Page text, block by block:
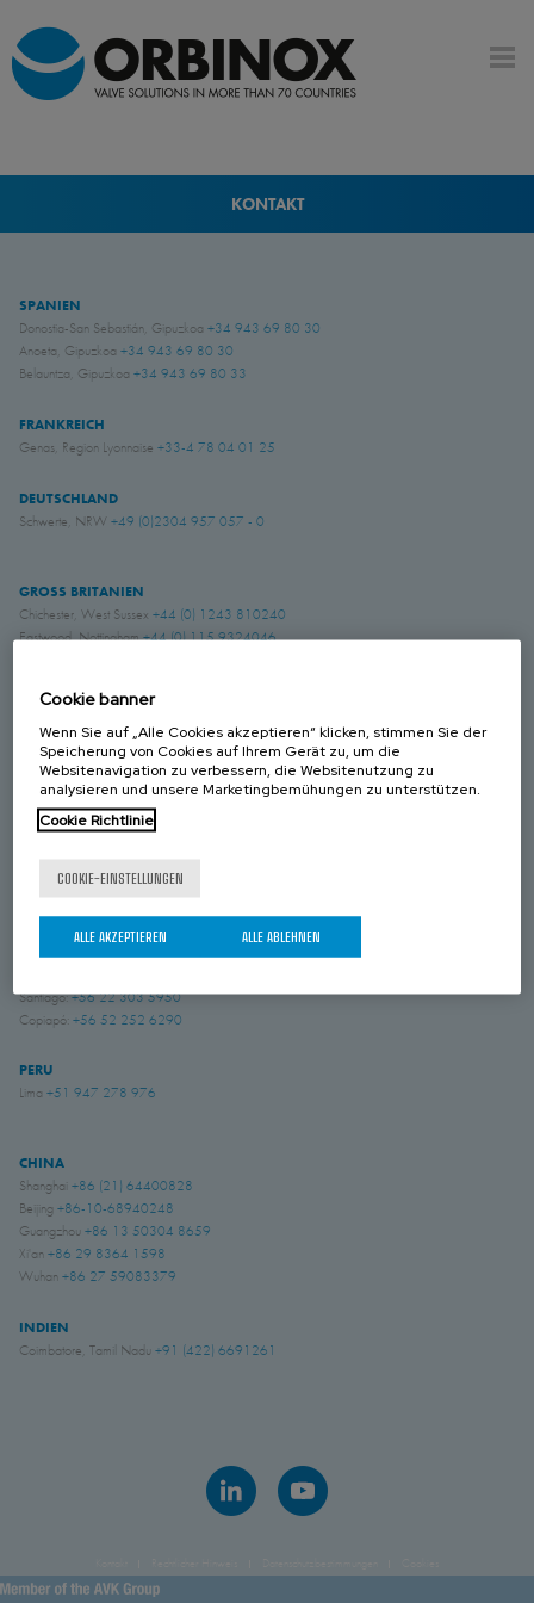
KONTAKT
SPANIEN
Donostia-San Sebastián, Gipuzkoa +34 943 69 80 30
Anoeta, Gipuzkoa +34 943 69 80 30
Belauntza, Gipuzkoa +34 943 69 80 33
FRANKREICH
Genas, Region Lyonnaise +33-4 78 04 01 25
DEUTSCHLAND
Schwerte, NRW +49 (0)2304 957 057 - 0
GROSS BRITANIEN
Chichester, West Sussex +44 (0) 1243 810240
Eastwood, Nottingham+44 (0) 115 9324046
KANADA
Laval, Quebec+1 450 622 8775
USA
Amory, Mississippi +1 662 256 2227
Indaiatuba, São Paulo+55 (19) 3935 5369
Santiago:+56 22 303 5950
Copiapó: +56 52 252 6290
PERU
Lima +51 947 278 976
CHINA
Shanghai +86 (21) 64400828
Beijing +86-10-68940248
Guangzhou +86 13 50304 8659
Xi'an +86 29 8364 1598
Wuhan +86 27 59083379
INDIEN
Coimbatore, Tamil Nadu +91 (422) 6691261
Cookie banner
Wenn Sie auf „Alle Cookies akzeptieren“ klicken, stimmen Sie der
Speicherung von Cookies auf Ihrem Gerät zu, um die
Websitenavigation zu verbessern, die Websitenutzung zu
analysieren und unsere Marketingbemühungen zu unterstützen.
Cookie Richtlinie
COOKIE-EINSTELLUNGEN
ALLE ABLEHNEN
ALLE AKZEPTIEREN